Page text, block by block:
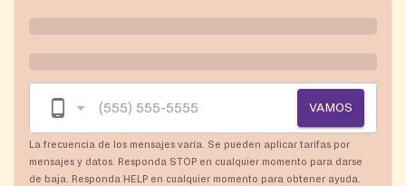
VAMOS
La frecuencia de los mensajes varía. Se pueden aplicar tarifas por
mensajes y datos. Responda STOP en cualquier momento para darse
de baja. Responda HELP en cualquier momento para obtener ayuda.